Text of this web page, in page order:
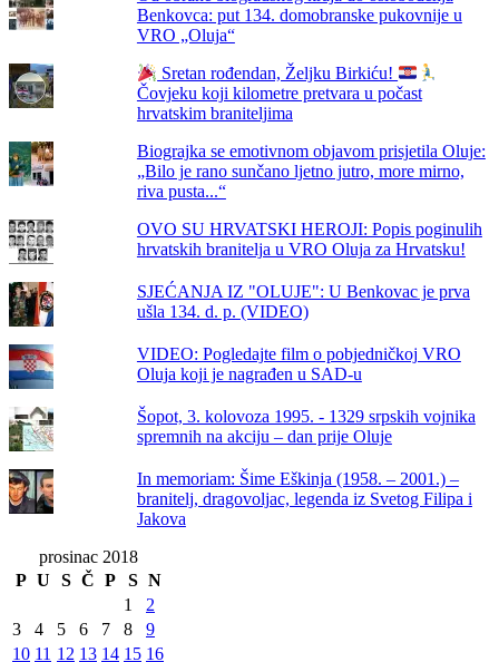
Benkovca: put 134. domobranske pukovnije u
VRO „Oluja“
Sretan rođendan, Željku Birkiću!
Čovjeku koji kilometre pretvara u počast
hrvatskim braniteljima
Biograjka se emotivnom objavom prisjetila Oluje:
„Bilo je rano sunčano ljetno jutro, more mirno,
riva pusta...“
OVO SU HRVATSKI HEROJI: Popis poginulih
hrvatskih branitelja u VRO Oluja za Hrvatsku!
SJEĆANJA IZ "OLUJE": U Benkovac je prva
ušla 134. d. p. (VIDEO)
VIDEO: Pogledajte film o pobjedničkoj VRO
Oluja koji je nagrađen u SAD-u
Šopot, 3. kolovoza 1995. - 1329 srpskih vojnika
spremnih na akciju – dan prije Oluje
In memoriam: Šime Eškinja (1958. – 2001.) –
branitelj, dragovoljac, legenda iz Svetog Filipa i
Jakova
prosinac 2018
P U S Č P S N
1
2
3
4 5 6 7 8
9
10 11 12 13 14 15 16